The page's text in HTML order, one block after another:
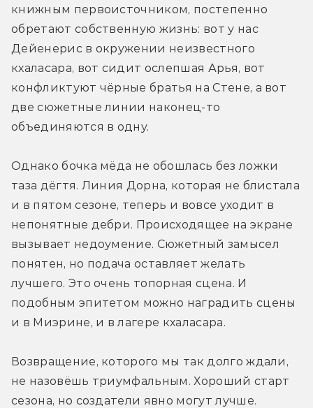
книжным первоисточником, постепенно
обретают собственную жизнь: вот у нас
Дейенерис в окружении неизвестного
кхаласара, вот сидит ослепшая Арья, вот
конфликтуют чёрные братья на Стене, а вот
две сюжетные линии наконец-то
объединяются в одну.
Однако бочка мёда не обошлась без ложки
таза дёгтя. Линия Дорна, которая не блистала
и в пятом сезоне, теперь и вовсе уходит в
непонятные дебри. Происходящее на экране
вызывает недоумение. Сюжетный замысел
понятен, но подача оставляет желать
лучшего. Это очень топорная сцена. И
подобным эпитетом можно наградить сцены
и в Миэрине, и в лагере кхаласара.
Возвращение, которого мы так долго ждали,
не назовёшь триумфальным. Хороший старт
сезона, но создатели явно могут лучше.